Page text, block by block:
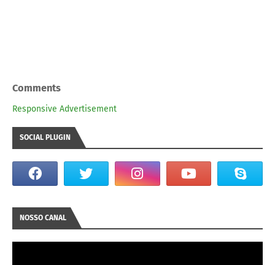
Comments
Responsive Advertisement
SOCIAL PLUGIN
NOSSO CANAL